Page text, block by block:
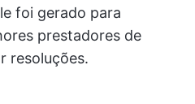
foi gerado para
prestadores de
resoluções.